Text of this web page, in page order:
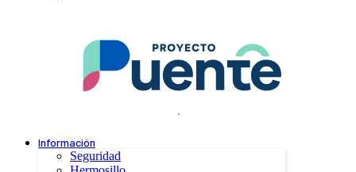
.
Información
Seguridad